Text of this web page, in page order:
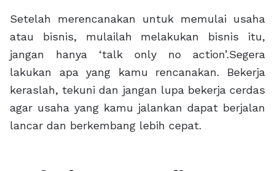
Setelah merencanakan untuk memulai usaha
atau bisnis, mulailah melakukan bisnis itu,
jangan hanya ‘talk only no action’.Segera
lakukan apa yang kamu rencanakan. Bekerja
keraslah, tekuni dan jangan lupa bekerja cerdas
agar usaha yang kamu jalankan dapat berjalan
lancar dan berkembang lebih cepat.